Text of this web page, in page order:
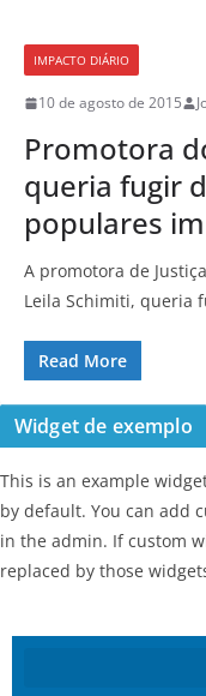
IMPACTO DIÁRIO
10 de agosto de 2015
Promotora
queria fugir
populares
A promotora de
Leila Schimiti, queria
Read More
Widget de exemplo
This is an example
by default. You can add
in the admin. If custom
replaced by those